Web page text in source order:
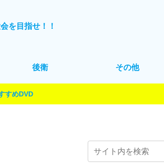
を目指せ！！
後衛 その他
すめDVD